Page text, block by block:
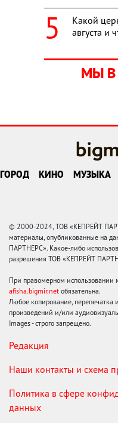
Какой
августа и
МЫ В
ГОРОД КИНО МУЗЫКА
© 2000-2024, ТОВ «КЕПРЕЙТ
материалы, опубликованные на
ПАРТНЕРС». Какое-либо
разрешения ТОВ «КЕПРЕЙТ
При правомерном использовании
afisha.bigmir.net обязательна.
Любое копирование, перепечатка
произведений и/или
Images - строго запрещено.
Редакция
Наши контакты и схема
Политика в сфере
данных